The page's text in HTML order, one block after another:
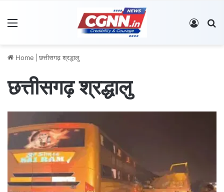
Log In
Home छत्तीसगढ़ श्रद्धालु
छत्तीसगढ़ श्रद्धालु